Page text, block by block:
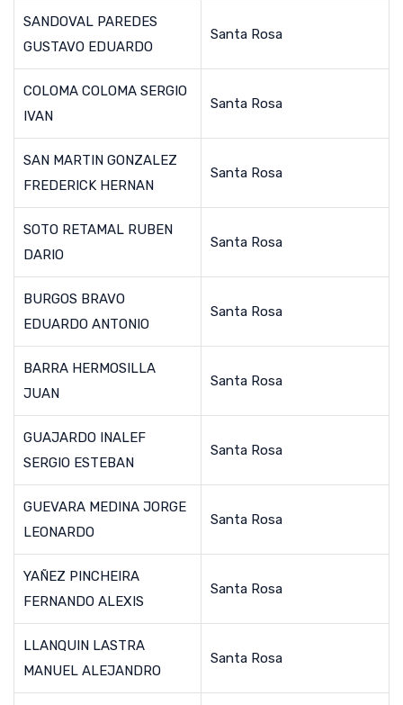
SANDOVAL PAREDES
GUSTAVO EDUARDO
Santa Rosa
COLOMA COLOMA SERGIO
IVAN
Santa Rosa
SAN MARTIN GONZALEZ
FREDERICK HERNAN
Santa Rosa
SOTO RETAMAL RUBEN
DARIO
Santa Rosa
BURGOS BRAVO
EDUARDO ANTONIO
Santa Rosa
BARRA HERMOSILLA
JUAN
Santa Rosa
GUAJARDO INALEF
SERGIO ESTEBAN
Santa Rosa
GUEVARA MEDINA JORGE
LEONARDO
Santa Rosa
YAÑEZ PINCHEIRA
FERNANDO ALEXIS
Santa Rosa
LLANQUIN LASTRA
MANUEL ALEJANDRO
Santa Rosa